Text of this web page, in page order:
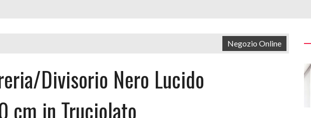
Negozio Online
Divisorio Nero Lucido
cm in Truciolato